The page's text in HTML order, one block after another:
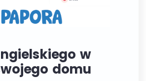
w
domu